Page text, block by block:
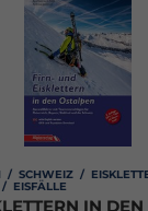
/ SCHWEIZ /
/ EISFÄLLE
IN DEN